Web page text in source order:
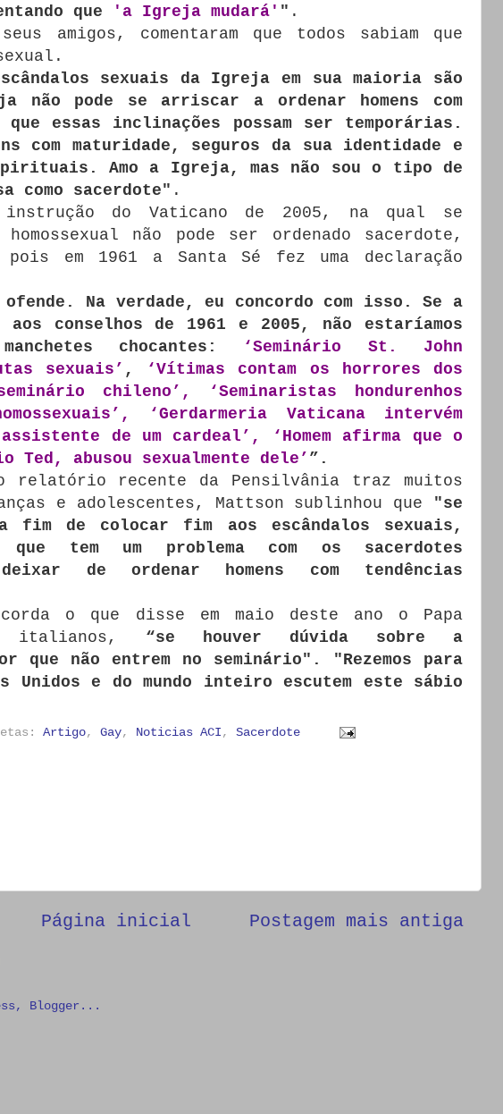
que
'a Igreja mudará' " .
amigos, comentaram que todos sabiam que
sexuais da Igreja em sua maioria são
não pode se arriscar a ordenar homens com
que essas inclinações possam ser temporárias.
com maturidade, seguros da sua identidade e
Amo a Igreja, mas não sou o tipo de
como sacerdote" .
do Vaticano de 2005, na qual se
homossexual não pode ser ordenado sacerdote,
em 1961 a Santa Sé fez uma declaração
ofende. Na verdade, eu concordo com isso. Se a
conselhos de 1961 e 2005, não estaríamos
chocantes:
‘Seminário St. John
sexuais’ ,
‘Vítimas contam os horrores dos
chileno’, ‘Seminaristas hondurenhos
‘Gerdarmeria Vaticana intervém
de um cardeal’, ‘Homem afirma que o
Ted, abusou sexualmente dele’ ”.
relatório recente da Pensilvânia traz muitos
e adolescentes, Mattson sublinhou que "se
de colocar fim aos escândalos sexuais,
tem um problema com os sacerdotes
de ordenar homens com tendências
o que disse em maio deste ano o Papa
italianos, “se houver dúvida sobre a
que não entrem no seminário". "Rezemos para
Unidos e do mundo inteiro escutem este sábio
Artigo,Gay, Noticias ACI,Sacerdote
Postagem mais antiga
Página inicial